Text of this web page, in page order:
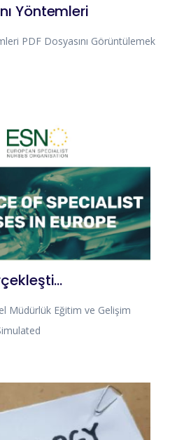
Yöntemleri
PDF Dosyasını Görüntülemek
Müdürlük Eğitim ve Gelişim